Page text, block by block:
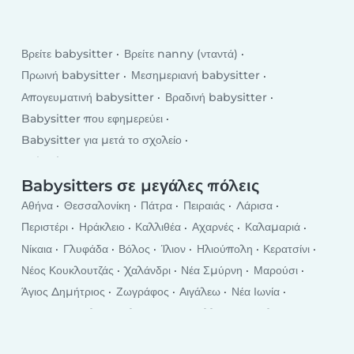
Βρείτε babysitter
Βρείτε nanny (νταντά)
Πρωινή babysitter
Μεσημεριανή babysitter
Απογευματινή babysitter
Βραδινή babysitter
Babysitter που εφημερεύει
Babysitter για μετά το σχολείο
Babysitter για τις καθημερινές
Babysitter για το Σαββατοκύριακο
Babysitters σε μεγάλες πόλεις
Αθήνα Θεσσαλονίκη Πάτρα Πειραιάς
Λάρισα
Περιστέρι
Ηράκλειο Καλλιθέα Αχαρνές
Καλαμαριά
Νίκαια
Γλυφάδα Βόλος Ίλιον Ηλιούπολη
Κερατσίνι
Νέος Κουκλουτζάς
Χαλάνδρι Νέα Σμύρνη
Μαρούσι
Άγιος Δημήτριος
Ζωγράφος Αιγάλεω
Νέα Ιωνία
Παλαιό Φάληρο Κορυδαλλός
Τρίκαλα